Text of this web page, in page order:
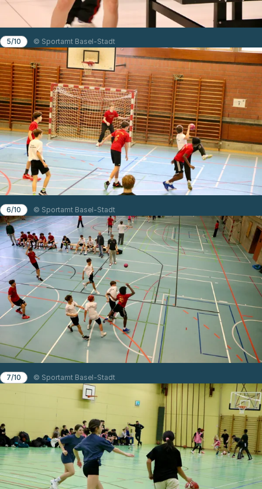
5/10 © Sportamt Basel-Stadt
6/10 © Sportamt Basel-Stadt
7/10 © Sportamt Basel-Stadt